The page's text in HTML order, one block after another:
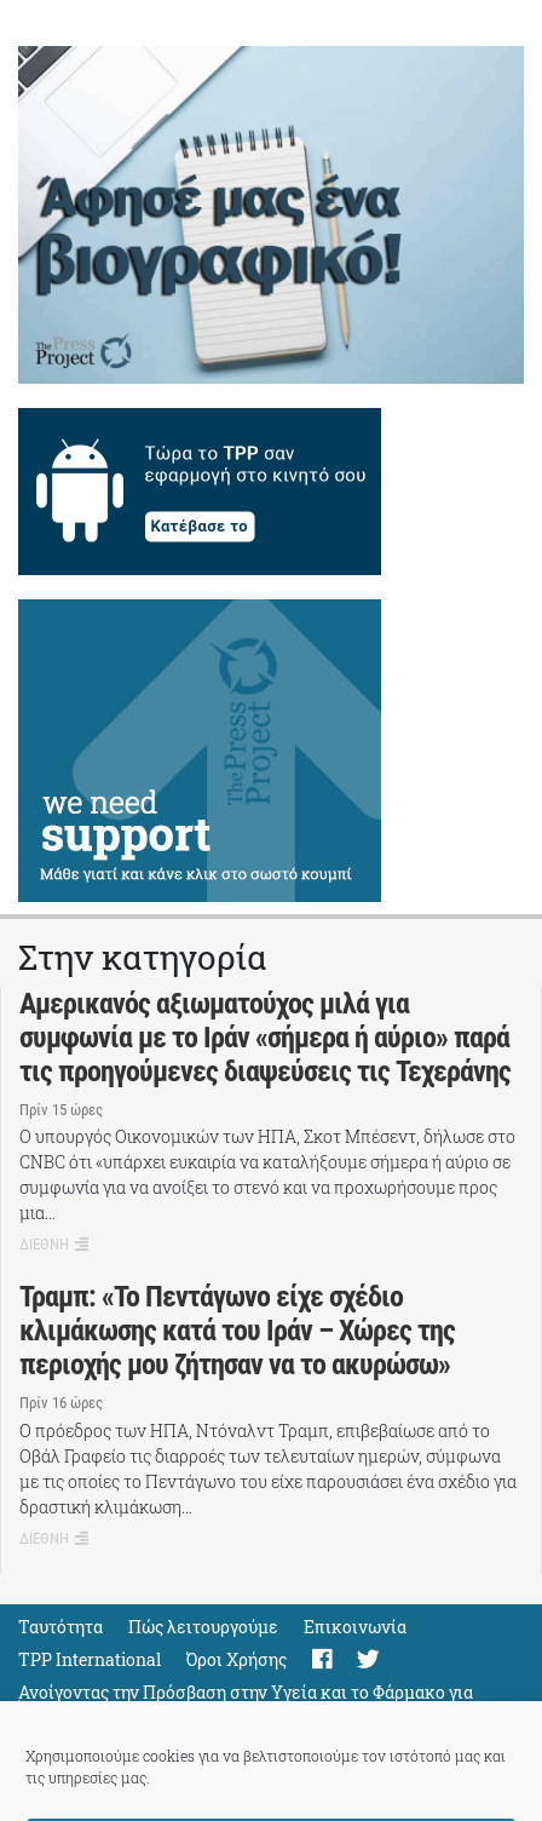
Χρησιμοποιούμε cookies για να βελτιστοποιούμε τον ιστότοπό μας και
τις υπηρεσίες μας.
Στην κατηγορία
Αμερικανός αξιωματούχος μιλά για
συμφωνία με το Ιράν «σήμερα ή αύριο» παρά
τις προηγούμενες διαψεύσεις τις Τεχεράνης
Πρίν 15 ώρες
Ο υπουργός Οικονομικών των ΗΠΑ, Σκοτ Μπέσεντ, δήλωσε στο
CNBC ότι «υπάρχει ευκαιρία να καταλήξουμε σήμερα ή αύριο σε
συμφωνία για να ανοίξει το στενό και να προχωρήσουμε προς
μια…
ΔΙΕΘΝΗ
Τραμπ: «Το Πεντάγωνο είχε σχέδιο
κλιμάκωσης κατά του Ιράν – Χώρες της
περιοχής μου ζήτησαν να το ακυρώσω»
Πρίν 16 ώρες
Ο πρόεδρος των ΗΠΑ, Ντόναλντ Τραμπ, επιβεβαίωσε από το
Οβάλ Γραφείο τις διαρροές των τελευταίων ημερών, σύμφωνα
με τις οποίες το Πεντάγωνο του είχε παρουσιάσει ένα σχέδιο για
δραστική κλιμάκωση…
ΔΙΕΘΝΗ
Ταυτότητα Πώς λειτουργούμε
Eπικοινωνία
TPP International
Όροι Χρήσης
Ανοίγοντας την Πρόσβαση στην Υγεία και το Φάρμακο για
Όλους
Support